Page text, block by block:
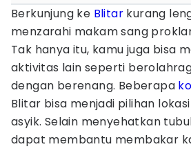
Berkunjung ke Blitar kurang
menzarahi makam sang
Tak hanya itu, kamu juga bisa
aktivitas lain seperti
dengan berenang. Beberapa
Blitar bisa menjadi pilihan
asyik. Selain menyehatkan
dapat membantu membakar